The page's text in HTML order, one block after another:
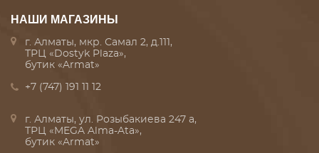
НАШИ МАГАЗИНЫ
г. Алматы, мкр. Самал 2, д.111,
ТРЦ «Dostyk Plaza»,
бутик «Armat»
+7 (747) 191 11 12
г. Алматы, ул. Розыбакиева 247 а,
ТРЦ «MEGA Alma-Ata»,
бутик «Armat»